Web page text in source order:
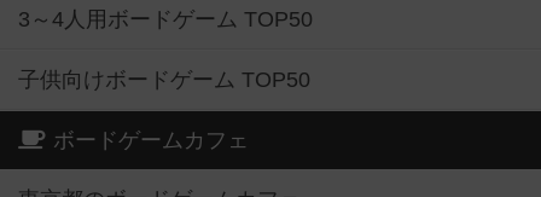
3～4人用ボードゲーム TOP50
子供向けボードゲーム TOP50
ボードゲームカフェ